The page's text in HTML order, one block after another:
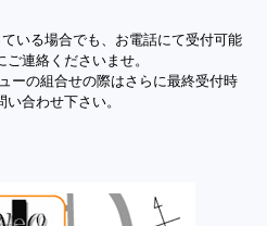
いる場合でも、お電話にて受付可能
連絡くださいませ。
ーの組合せの際はさらに最終受付時
合わせ下さい。